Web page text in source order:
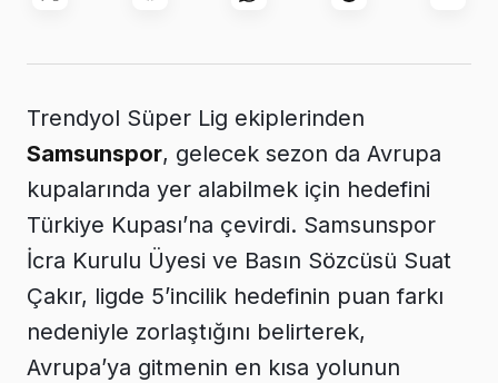
Trendyol Süper Lig ekiplerinden
Samsunspor, gelecek sezon da Avrupa
kupalarında yer alabilmek için hedefini
Türkiye Kupası’na çevirdi. Samsunspor
İcra Kurulu Üyesi ve Basın Sözcüsü Suat
Çakır, ligde 5’incilik hedefinin puan farkı
nedeniyle zorlaştığını belirterek,
Avrupa’ya gitmenin en kısa yolunun